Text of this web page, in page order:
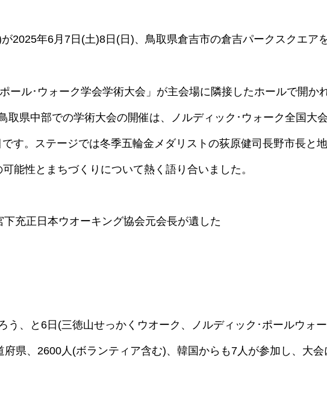
2025年6月7日(土)8日(日)、鳥取県倉吉市の倉吉パークスクエア
ール･ウォーク学会学術大会」が主会場に隣接したホールで開か
県中部での学術大会の開催は、ノルディック･ウォーク全国大
す。ステージでは冬季五輪金メダリストの荻原健司長野市長と
能性とまちづくりについて熱く語り合いました。
充正日本ウオーキング協会元会長が遺した
、と6日(三徳山せっかくウオーク、ノルディック･ポールウォ
県、2600人(ボランティア含む)、韓国からも7人が参加し、大